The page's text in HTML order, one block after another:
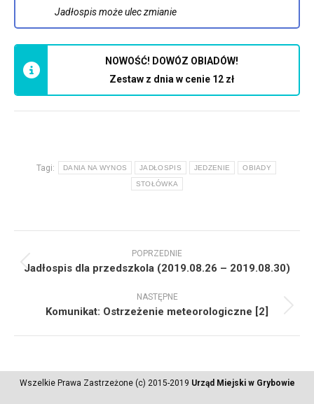
Jadłospis może ulec zmianie
NOWOŚĆ! DOWÓZ OBIADÓW!
Zestaw z dnia w cenie 12 zł
Tagi: DANIA NA WYNOS JADŁOSPIS JEDZENIE OBIADY
STOŁÓWKA
wpisów
POPRZEDNIE
Poprzedni
wpis:
Jadłospis dla przedszkola (2019.08.26 – 2019.08.30)
NASTĘPNE
Następny
Komunikat: Ostrzeżenie meteorologiczne [2]
Wszelkie Prawa Zastrzeżone (c) 2015-2019 Urząd Miejski w Grybowie